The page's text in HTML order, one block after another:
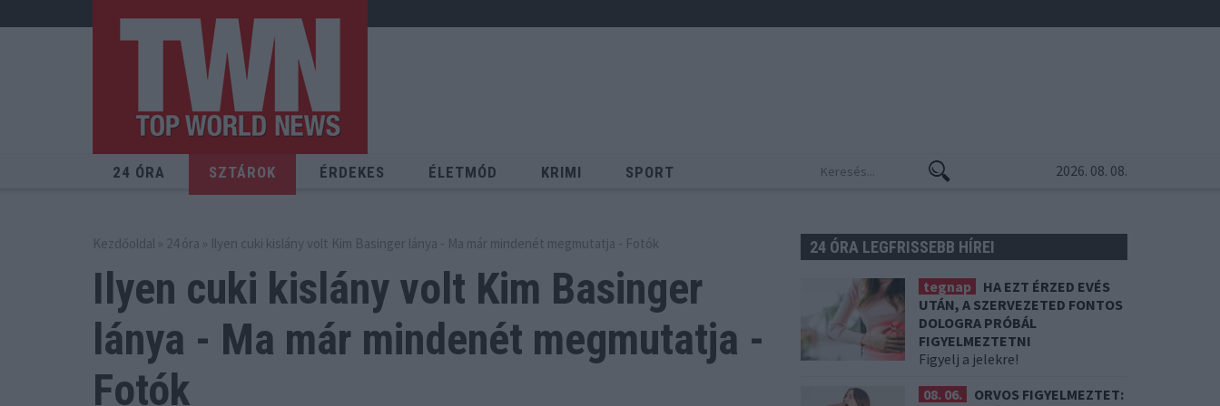
24 ÓRA SZTÁROK ÉRDEKES ÉLETMÓD KRIMI SPORT 2026. 08. 08.
Kezdőoldal » 24 óra » Ilyen cuki kislány volt Kim Basinger lánya - Ma már mindenét megmutatja - Fotók
Ilyen cuki kislány volt Kim Basinger
lánya - Ma már mindenét megmutatja -
Fotók
24 ÓRA LEGFRISSEBB HÍREI
tegnap
HA EZT ÉRZED EVÉS
UTÁN, A SZERVEZETED FONTOS
DOLOGRA PRÓBÁL
FIGYELMEZTETNI
Figyelj a jelekre!
08. 06.
ORVOS FIGYELMEZTET: